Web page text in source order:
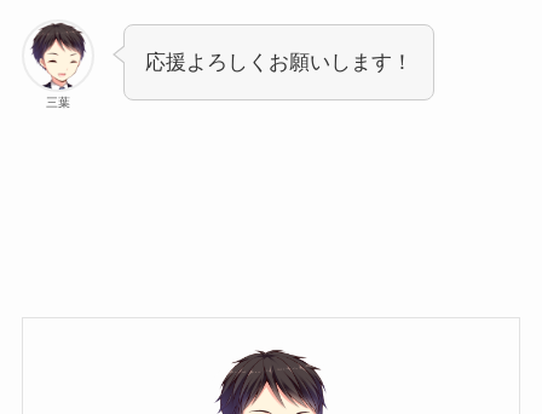
三葉
応援よろしくお願いします！